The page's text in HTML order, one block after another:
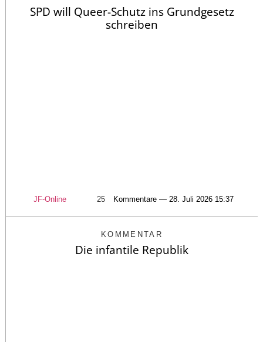
SPD will Queer-Schutz ins Grundgesetz
schreiben
JF-Online 25 Kommentare — 28. Juli 2026 15:37
KOMMENTAR
Die infantile Republik